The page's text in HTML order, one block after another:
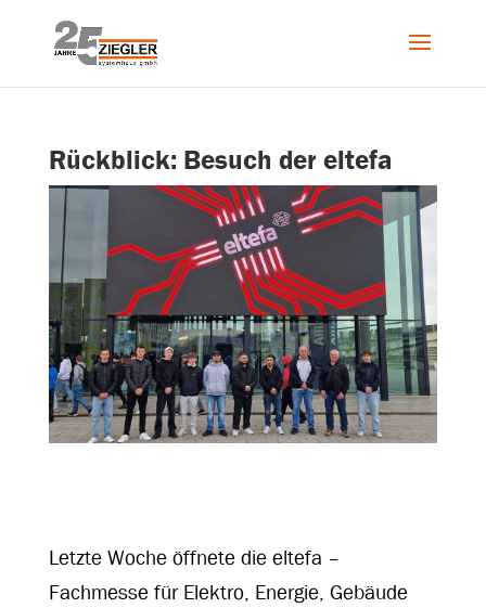
Rückblick: Besuch der eltefa
Letzte Woche öffnete die eltefa –
Fachmesse für Elektro, Energie, Gebäude